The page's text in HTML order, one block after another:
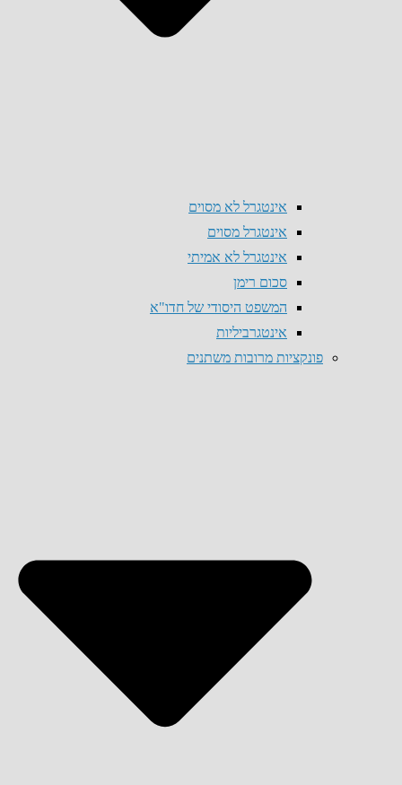
אינטגרל לא מסוים
אינטגרל מסוים
אינטגרל לא אמיתי
סכום רימן
המשפט היסודי של חדו"א
אינטגרביליות
פונקציות מרובות משתנים